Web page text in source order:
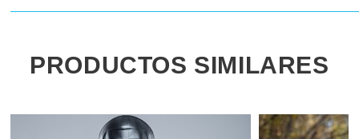
PRODUCTOS SIMILARES